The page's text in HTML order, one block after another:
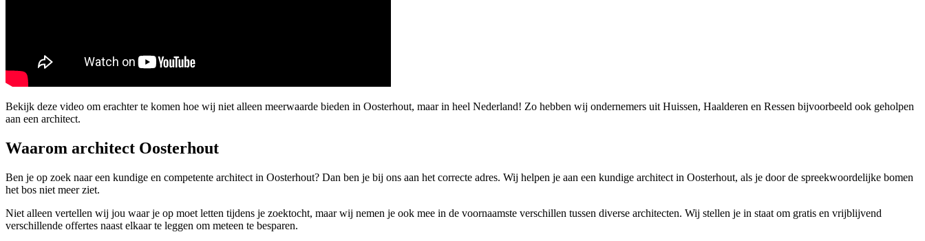
Bekijk deze video om erachter te komen hoe wij niet alleen meerwaarde bieden in Oosterhout, maar in heel Nederland! Zo hebben wij ondernemers uit Huissen, Haalderen en Ressen bijvoorbeeld ook geholpen
aan een architect.
Waarom architect Oosterhout
Ben je op zoek naar een kundige en competente architect in Oosterhout? Dan ben je bij ons aan het correcte adres. Wij helpen je aan een kundige architect in Oosterhout, als je door de spreekwoordelijke bomen
het bos niet meer ziet.
Niet alleen vertellen wij jou waar je op moet letten tijdens je zoektocht, maar wij nemen je ook mee in de voornaamste verschillen tussen diverse architecten. Wij stellen je in staat om gratis en vrijblijvend
verschillende offertes naast elkaar te leggen om meteen te besparen.